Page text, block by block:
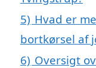
5) Hvad er
bortkørsel af
6) Oversigt